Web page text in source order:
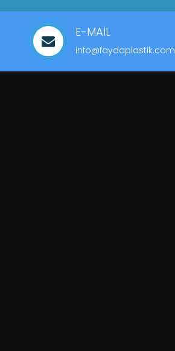
E-MAİL
info@faydaplastik.com